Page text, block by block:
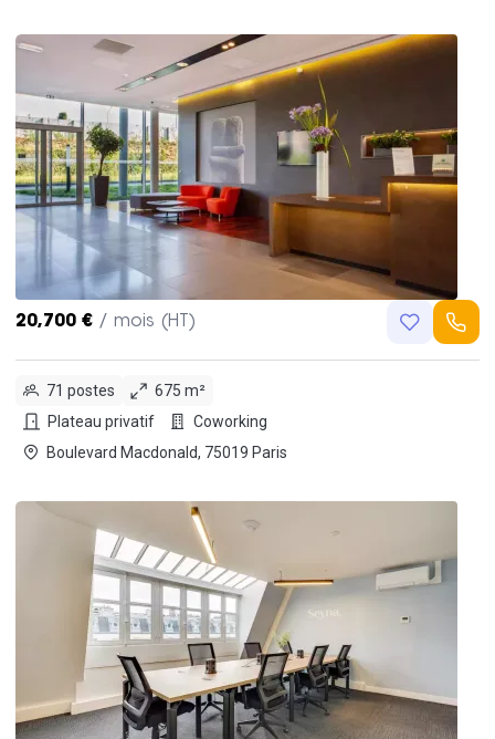
20,700 € / mois (HT)
71 postes
675 m²
Plateau privatif
Coworking
Boulevard Macdonald, 75019 Paris